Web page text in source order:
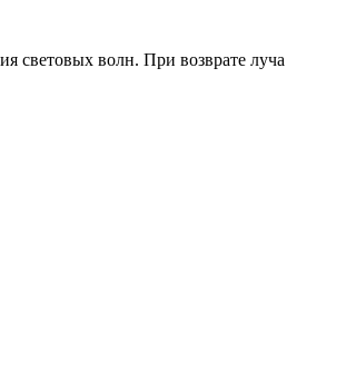
световых волн. При возврате луча